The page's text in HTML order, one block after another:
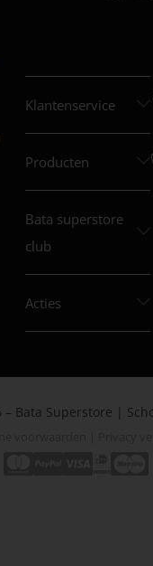
Klantenservice
Producten
Bata superstore
club
Acties
Bata Superstore |